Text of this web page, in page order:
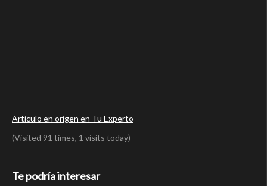
Articulo en origen en Tu Experto
(Visited 91 times, 1 visits today)
Te podría interesar